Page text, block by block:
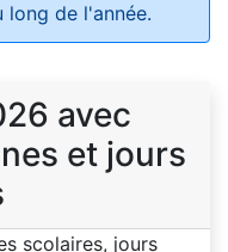
de l'année.
avec
et jours